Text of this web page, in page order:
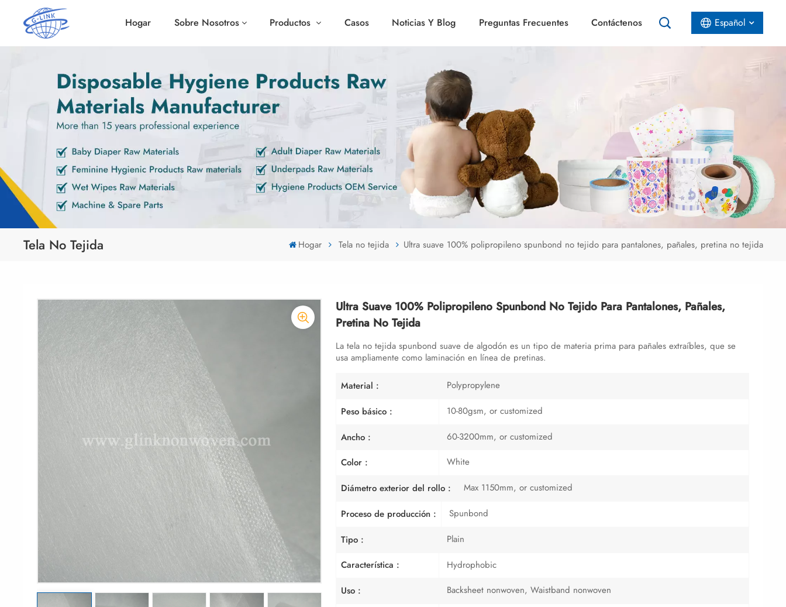
Hogar Sobre Nosotros Productos Casos Noticias Y Blog Preguntas Frecuentes Contáctenos Español
عربي
Tela No Tejida Hogar Tela no tejida Ultra suave 100% polipropileno spunbond no tejido para pantalones, pañales, pretina no tejida
Ultra Suave 100% Polipropileno Spunbond No Tejido Para Pantalones, Pañales,
Pretina No Tejida
La tela no tejida spunbond suave de algodón es un tipo de materia prima para pañales extraíbles, que se
usa ampliamente como laminación en línea de pretinas.
Material : Polypropylene
Peso básico : 10-80gsm, or customized
Ancho : 60-3200mm, or customized
Color : White
Diámetro exterior del rollo : Max 1150mm, or customized
Proceso de producción : Spunbond
Tipo : Plain
Característica : Hydrophobic
Uso : Backsheet nonwoven, Waistband nonwoven